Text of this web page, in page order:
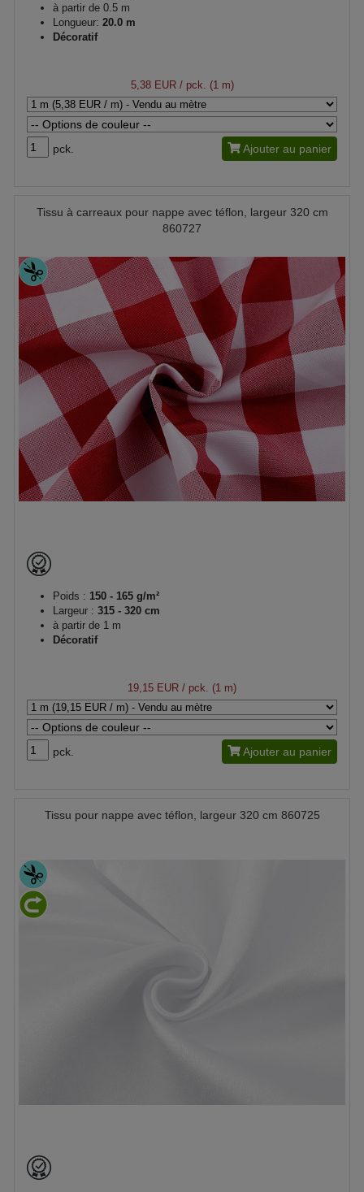
à partir de 0.5 m
Longueur: 20.0 m
Décoratif
5,38 EUR/ pck. (1 m)
pck. Ajouter au panier
Tissu à carreaux pour nappe avec téflon, largeur 320 cm
860727
Poids : 150 - 165 g/m²
Largeur : 315 - 320 cm
à partir de 1 m
Décoratif
19,15 EUR / pck. (1 m)
pck. Ajouter au panier
Tissu pour nappe avec téflon, largeur 320 cm 860725